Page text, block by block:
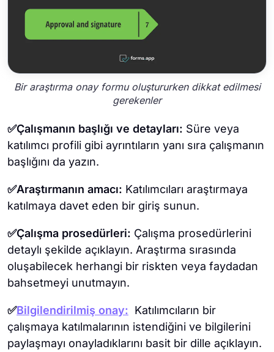
Bir araştırma onay formu oluştururken dikkat edilmesi
gerekenler
✅Çalışmanın başlığı ve detayları: Süre veya
katılımcı profili gibi ayrıntıların yanı sıra çalışmanın
başlığını da yazın.
✅Araştırmanın amacı: Katılımcıları araştırmaya
katılmaya davet eden bir giriş sunun.
✅Çalışma prosedürleri: Çalışma prosedürlerini
detaylı şekilde açıklayın. Araştırma sırasında
oluşabilecek herhangi bir riskten veya faydadan
bahsetmeyi unutmayın.
✅Bilgilendirilmiş onay: Katılımcıların bir
çalışmaya katılmalarının istendiğini ve bilgilerini
paylaşmayı onayladıklarını basit bir dille açıklayın.